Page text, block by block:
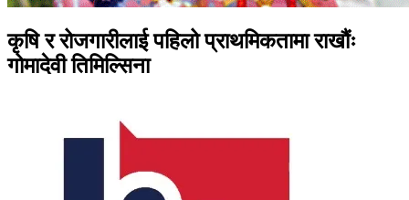
कृषि र रोजगारीलाई पहिलो प्राथमिकतामा राखौंः
गोमादेवी तिमिल्सिना